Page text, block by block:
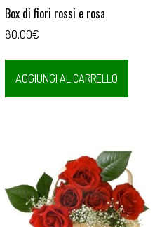
Box di fiori rossi e rosa
80,00€
AGGIUNGI AL CARRELLO